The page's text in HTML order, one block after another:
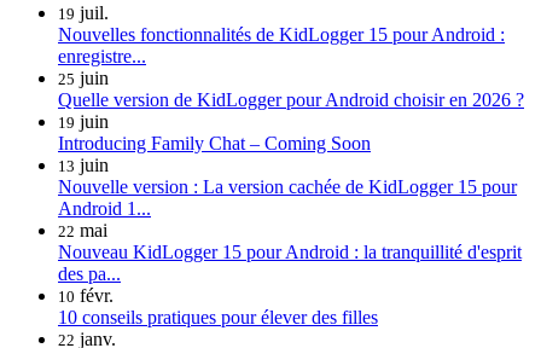
19 juil.
Nouvelles fonctionnalités de KidLogger 15 pour Android :
enregistre...
25 juin
Quelle version de KidLogger pour Android choisir en 2026 ?
19 juin
Introducing Family Chat – Coming Soon
13 juin
Nouvelle version : La version cachée de KidLogger 15 pour
Android 1...
22 mai
Nouveau KidLogger 15 pour Android : la tranquillité d'esprit
des pa...
10 févr.
10 conseils pratiques pour élever des filles
22 janv.